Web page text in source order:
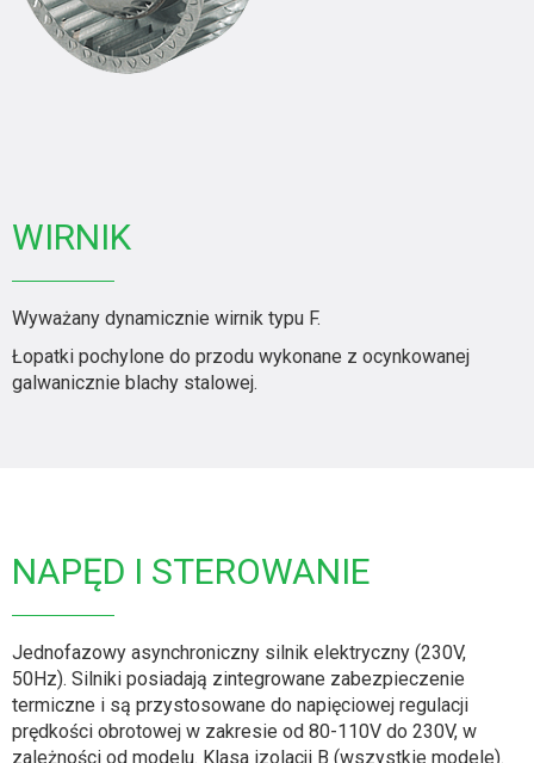
WIRNIK
Wyważany dynamicznie wirnik typu F.
Łopatki pochylone do przodu wykonane z ocynkowanej
galwanicznie blachy stalowej.
NAPĘD I STEROWANIE
Jednofazowy asynchroniczny silnik elektryczny (230V,
50Hz). Silniki posiadają zintegrowane zabezpieczenie
termiczne i są przystosowane do napięciowej regulacji
prędkości obrotowej w zakresie od 80-110V do 230V, w
zależności od modelu. Klasa izolacji B (wszystkie modele).